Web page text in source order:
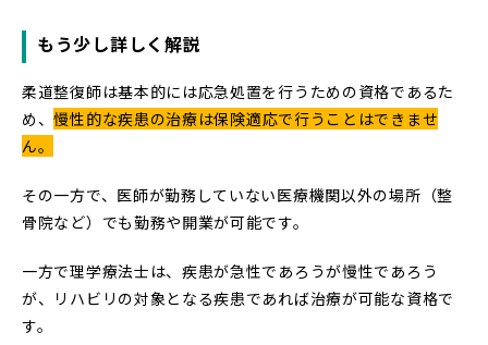
もう少し詳しく解説
柔道整復師は基本的には応急処置を行うための資格であるた
め、慢性的な疾患の治療は保険適応で行うことはできませ
ん。
その一方で、医師が勤務していない医療機関以外の場所（整
骨院など）でも勤務や開業が可能です。
一方で理学療法士は、疾患が急性であろうが慢性であろう
が、リハビリの対象となる疾患であれば治療が可能な資格で
す。